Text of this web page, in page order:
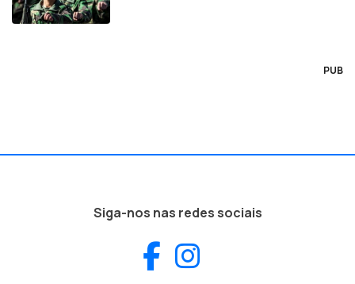
PUB
Siga-nos nas redes sociais
Facebook